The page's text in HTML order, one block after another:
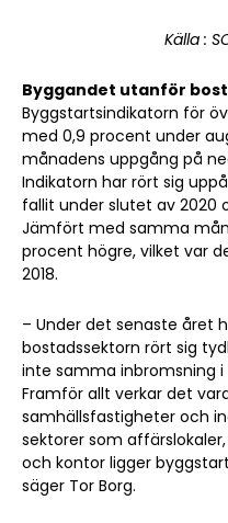
Källa :
Byggandet utanför
Byggstartsindikatorn för
med 0,9 procent under
månadens uppgång på
Indikatorn har rört sig
fallit under slutet av 2020
Jämfört med samma
procent högre, vilket var
2018.
– Under det senaste året
bostadssektorn rört sig
inte samma inbromsning
Framför allt verkar det
samhällsfastigheter och
sektorer som
och kontor ligger
säger Tor Borg.